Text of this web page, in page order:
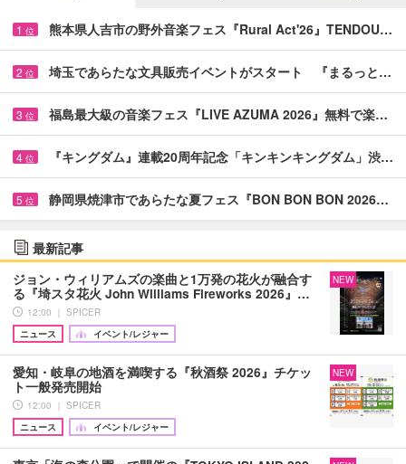
1 位 熊本県人吉市の野外音楽フェス『Rural Act'26』TENDOU…
2 位 埼玉であらたな文具販売イベントがスタート 『まるっと…
3 位 福島最大級の音楽フェス『LIVE AZUMA 2026』無料で楽…
4 位 『キングダム』連載20周年記念「キンキンキングダム」渋…
5 位 静岡県焼津市であらたな夏フェス『BON BON BON 2026…
最新記事
ジョン・ウィリアムズの楽曲と1万発の花火が融合す
る『埼スタ花火 John Williams Fireworks 2026』…
12:00 ｜ SPICER
ニュース
イベント/レジャー
NEW
愛知・岐阜の地酒を満喫する『秋酒祭 2026』チケッ
ト一般発売開始
12:00 ｜ SPICER
ニュース
イベント/レジャー
NEW